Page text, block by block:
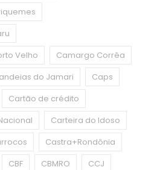
Velho
Camargo Corrêa
do Jamari
Caps
Cartão de crédito
Carteira do Idoso
Castra+Rondônia
CBF CBMRO
CCJ